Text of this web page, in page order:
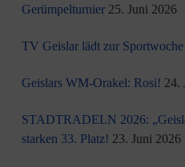
Gerümpelturnier 25. Juni 2026
TV Geislar lädt zur
Geislars WM-Orakel: Rosi! 24.
STADTRADELN 2026:
starken 33. Platz! 23. Juni 2026